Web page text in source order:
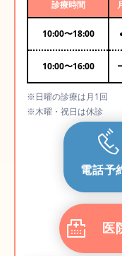
診療時間
10:00〜18:00
10:00〜16:00
※日曜の診療は月1回
※木曜・祝日は休診
電話予
医